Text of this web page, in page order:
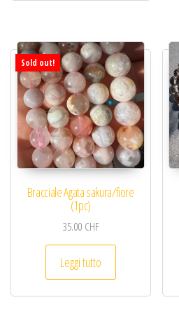
Sold out!
Bracciale Agata sakura/fiore
(1pc)
35.00 CHF
Leggi tutto